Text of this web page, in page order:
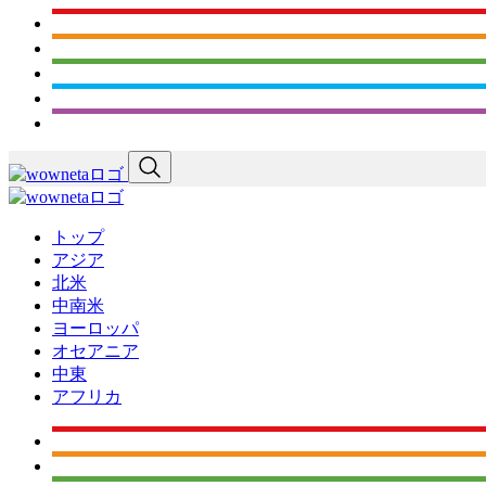
トップ
アジア
北米
中南米
ヨーロッパ
オセアニア
中東
アフリカ